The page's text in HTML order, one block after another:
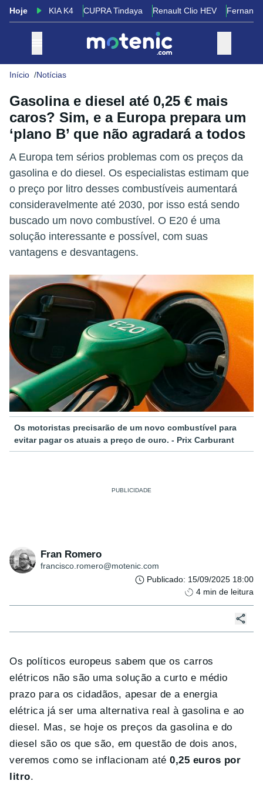
Hoje KIA K4 CUPRA Tindaya Renault Clio HEV
Início Notícias
Gasolina e diesel até 0,25 € mais
caros? Sim, e a Europa prepara um
‘plano B’ que não agradará a todos
A Europa tem sérios problemas com os preços da
gasolina e do diesel. Os especialistas estimam que
o preço por litro desses combustíveis aumentará
consideravelmente até 2030, por isso está sendo
buscado um novo combustível. O E20 é uma
solução interessante e possível, com suas
vantagens e desvantagens.
Os motoristas precisarão de um novo combustível para
evitar pagar os atuais a preço de ouro. - Prix Carburant
Fran Romero
francisco.romero@motenic.com
Publicado: 15/09/2025 18:00
4 min de leitura
Os políticos europeus sabem que os carros
elétricos não são uma solução a curto e médio
prazo para os cidadãos, apesar de a energia
elétrica já ser uma alternativa real à gasolina e ao
diesel. Mas, se hoje os preços da gasolina e do
diesel são os que são, em questão de dois anos,
veremos como se inflacionam até0,25 euros por
litro.